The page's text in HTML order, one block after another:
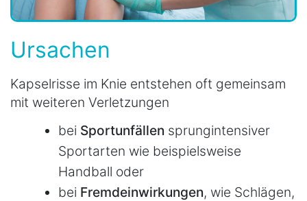
Ursachen
Kapselrisse im Knie entstehen oft gemeinsam
mit weiteren Verletzungen
bei Sportunfällen sprungintensiver
Sportarten wie beispielsweise
Handball oder
bei Fremdeinwirkungen, wie Schlägen,